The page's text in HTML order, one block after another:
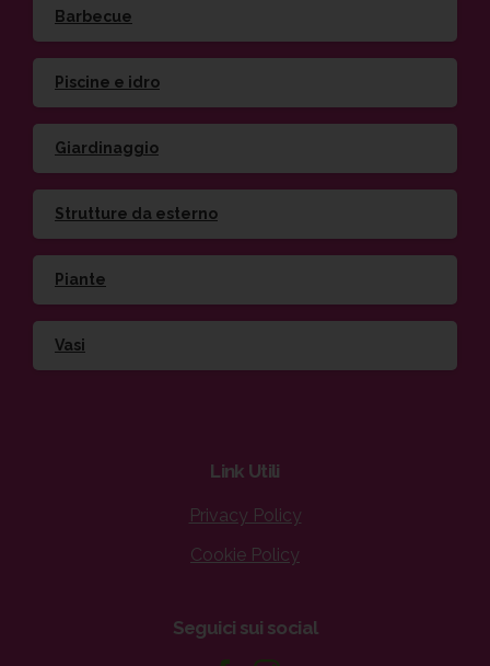
Barbecue
Piscine e idro
Giardinaggio
Strutture da esterno
Piante
Vasi
Link Utili
Privacy Policy
Cookie Policy
Seguici sui social